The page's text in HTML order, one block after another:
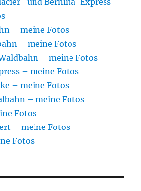
– meine Fotos
– meine Fotos
– meine Fotos
– meine Fotos
– meine Fotos
– meine Fotos
Fotos
– meine Fotos
Fotos